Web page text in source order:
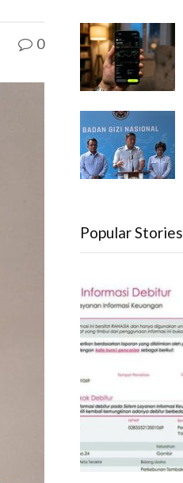
0
Popular Stories